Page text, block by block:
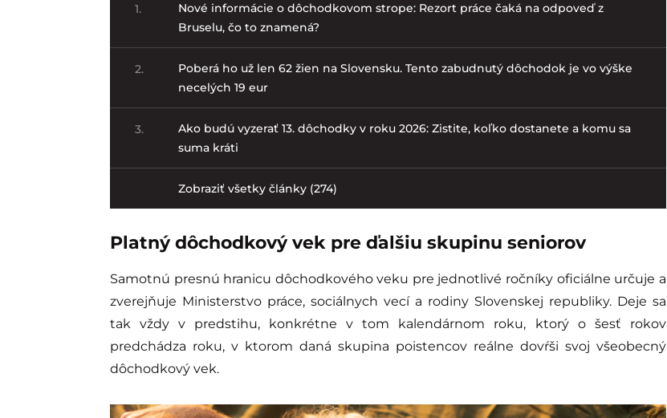
1.
Nové informácie o dôchodkovom strope: Rezort práce čaká na odpoveď z
Bruselu, čo to znamená?
2.
Poberá ho už len 62 žien na Slovensku. Tento zabudnutý dôchodok je vo výške
necelých 19 eur
3.
Ako budú vyzerať 13. dôchodky v roku 2026: Zistite, koľko dostanete a komu sa
suma kráti
Zobraziť všetky články (274)
Platný dôchodkový vek pre ďalšiu skupinu seniorov
Samotnú presnú hranicu dôchodkového veku pre jednotlivé ročníky oficiálne určuje a
zverejňuje Ministerstvo práce, sociálnych vecí a rodiny Slovenskej republiky. Deje sa
tak vždy v predstihu, konkrétne v tom kalendárnom roku, ktorý o šesť rokov
predchádza roku, v ktorom daná skupina poistencov reálne dovŕši svoj všeobecný
dôchodkový vek.